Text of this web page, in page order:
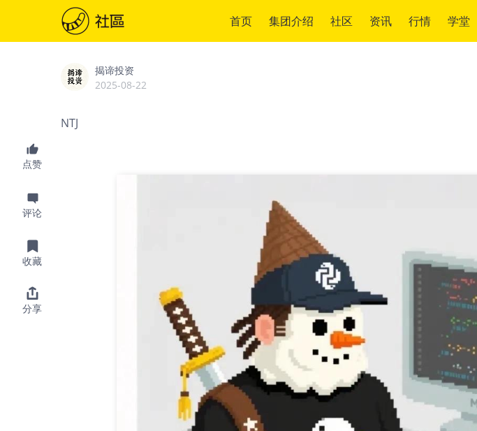
首页 集团介绍 社区 资讯 行情 学堂
点赞
评论
收藏
分享
揭谛投资
2025-08-22
NTJ